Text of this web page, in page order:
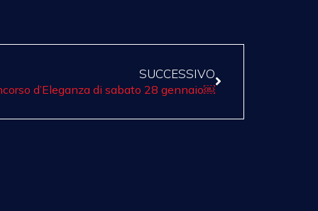
SUCCESSIVO
d’Eleganza di sabato 28 gennaio￼